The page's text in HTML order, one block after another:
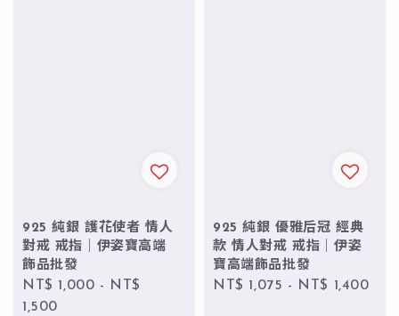
925 純銀 護花使者 情人
對戒 戒指｜伊姿寶高端
飾品批發
Regular
price
NT$ 1,000 - NT$
1,500
925 純銀 優雅后冠 經典
款 情人對戒 戒指｜伊姿
寶高端飾品批發
Regular
NT$ 1,075 - NT$ 1,400